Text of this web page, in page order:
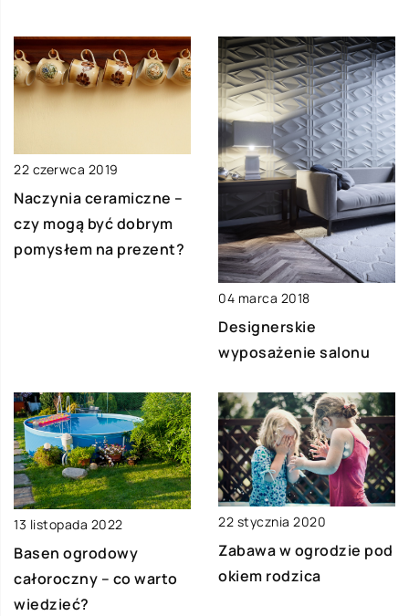
22 czerwca 2019
Naczynia ceramiczne –
czy mogą być dobrym
pomysłem na prezent?
04 marca 2018
Designerskie
wyposażenie salonu
13 listopada 2022
Basen ogrodowy
całoroczny – co warto
wiedzieć?
22 stycznia 2020
Zabawa w ogrodzie pod
okiem rodzica